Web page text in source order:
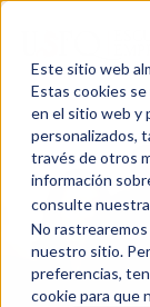
Este sitio web
Estas cookies
en el sitio web y
personalizados,
través de otros
información
consulte nuestra
No
nuestro sitio.
preferencias,
cookie para que